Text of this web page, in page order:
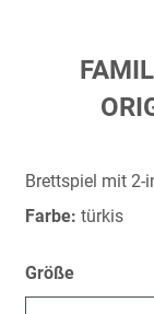
Brettspiel mit 2-
Farbe: türkis
Größe